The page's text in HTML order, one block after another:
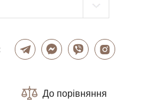
До порівняння